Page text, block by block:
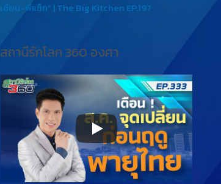
เอียน-พี่แซ็ก” | The Big Kitchen EP.197
สถานีรักโลก 360 องศา